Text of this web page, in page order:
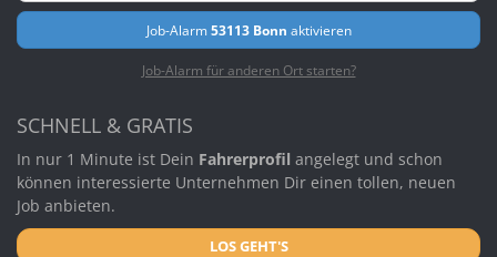
Job-Alarm53113 Bonn aktivieren
Job-Alarm für anderen Ort starten?
SCHNELL & GRATIS
In nur 1 Minute ist Dein Fahrerprofil angelegt und schon
können interessierte Unternehmen Dir einen tollen, neuen
Job anbieten.
LOS GEHT'S